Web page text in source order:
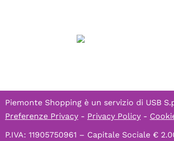
Piemonte Shopping è un servizio di USB
Preferenze Privacy - Privacy Policy -
P.IVA: 11905750961 – Capitale Sociale €